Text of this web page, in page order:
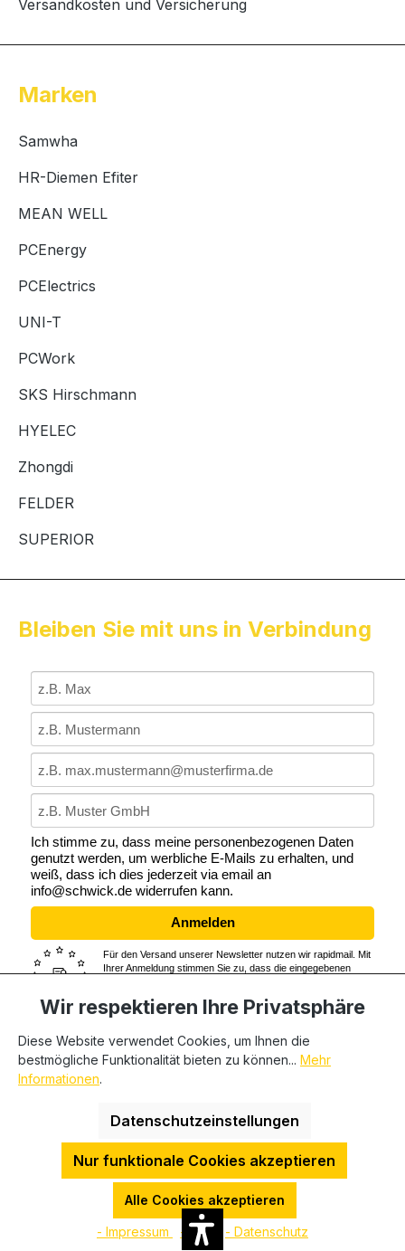
Versandkosten und Versicherung
Marken
Samwha
HR-Diemen Efiter
MEAN WELL
PCEnergy
PCElectrics
UNI-T
PCWork
SKS Hirschmann
HYELEC
Zhongdi
FELDER
SUPERIOR
Bleiben Sie mit uns in Verbindung
Ich stimme zu, dass meine personenbezogenen Daten
genutzt werden, um werbliche E-Mails zu erhalten, und
weiß, dass ich dies jederzeit via email an
info@schwick.de widerrufen kann.
Anmelden
Für den Versand unserer Newsletter nutzen wir rapidmail. Mit
Ihrer Anmeldung stimmen Sie zu, dass die eingegebenen
* Alle Preise exkl. gesetzl. Mehrwertsteuer zzgl.
Versandkosten
private Endverbraucher können nicht beliefert werden.
HDESakura Theme byHosonoDE
©2025 P+C Schwick GmbH | USTID-Nr.: DE 811262748 |
Steuer-Nr.: 5126/5745/0020 | WEEE-Nr.: DE 73586423 | LUCID-
Nr.: DE 2866101105403
Wir respektieren Ihre Privatsphäre
Diese Website verwendet Cookies, um Ihnen die
bestmögliche Funktionalität bieten zu können... Mehr
Informationen.
Datenschutzeinstellungen
Nur funktionale Cookies akzeptieren
Alle Cookies akzeptieren
- Impressum - AGB - Datenschutz